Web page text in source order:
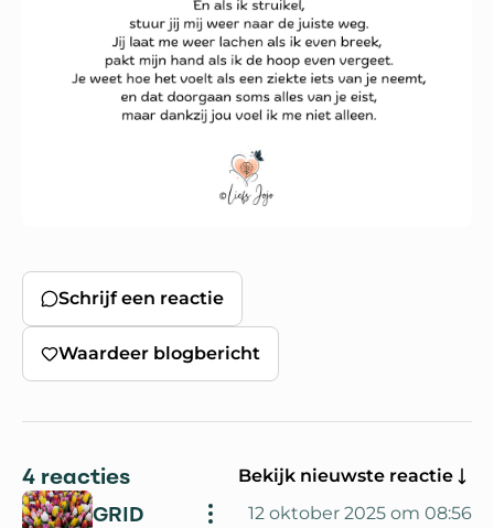
Schrijf een reactie
Waardeer blogbericht
4 reacties Bekijk nieuwste reactie
GRID 12 oktober 2025 om 08:56